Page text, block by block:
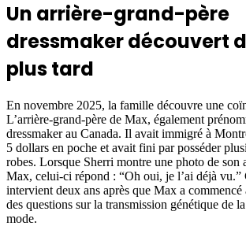
Un arrière-grand-père
dressmaker découvert
plus tard
En novembre 2025, la famille découvre une
L’arrière-grand-père de Max, également
dressmaker au Canada. Il avait immigré à
5 dollars en poche et avait fini par posséder
robes. Lorsque Sherri montre une photo de son
Max, celui-ci répond : “Oh oui, je l’ai déjà vu.”
intervient deux ans après que Max a commencé
des questions sur la transmission génétique de
mode.